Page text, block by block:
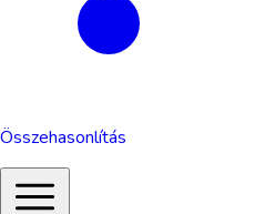
Összehasonlítás